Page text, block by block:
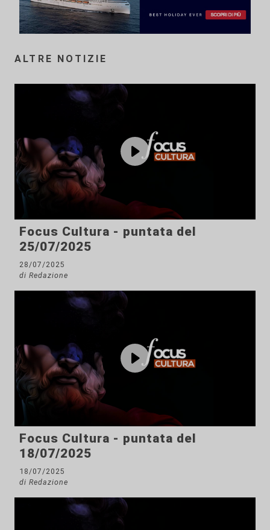
ALTRE NOTIZIE
Focus Cultura - puntata del
25/07/2025
28/07/2025
di Redazione
Focus Cultura - puntata del
18/07/2025
18/07/2025
di Redazione